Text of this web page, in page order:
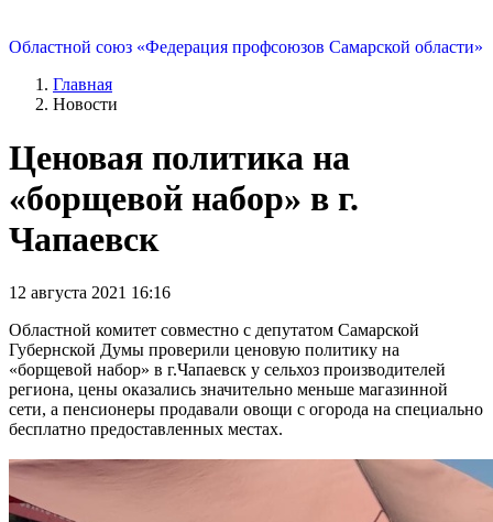
Областной союз «Федерация профсоюзов Самарской области»
Главная
Новости
Ценовая политика на
«борщевой набор» в г.
Чапаевск
12 августа 2021 16:16
Областной комитет совместно с депутатом Самарской
Губернской Думы проверили ценовую политику на
«борщевой набор» в г.Чапаевск у сельхоз производителей
региона, цены оказались значительно меньше магазинной
сети, а пенсионеры продавали овощи с огорода на специально
бесплатно предоставленных местах.